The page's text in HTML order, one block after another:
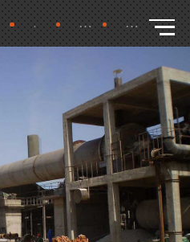
产品 更多 详细